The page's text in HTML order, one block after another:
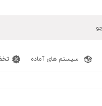
سیستم های آماده